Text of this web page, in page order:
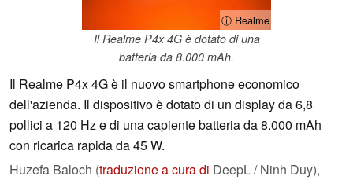
ⓘ Realme
Il Realme P4x 4G è dotato di una
batteria da 8.000 mAh.
Il Realme P4x 4G è il nuovo smartphone economico
dell'azienda. Il dispositivo è dotato di un display da 6,8
pollici a 120 Hz e di una capiente batteria da 8.000 mAh
con ricarica rapida da 45 W.
Huzefa Baloch (traduzione a cura di DeepL / Ninh Duy),